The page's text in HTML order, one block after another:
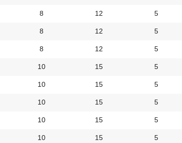
8 12 5
8 12 5
8 12 5
10 15 5
10 15 5
10 15 5
10 15 5
10 15 5